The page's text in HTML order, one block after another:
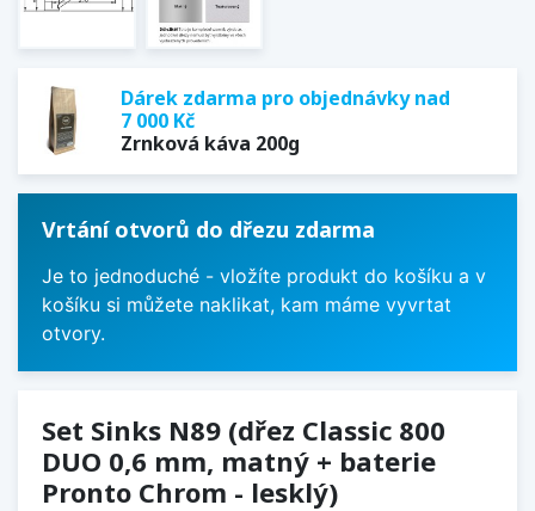
Dárek zdarma pro objednávky nad
7 000 Kč
Zrnková káva 200g
Vrtání otvorů do dřezu zdarma
Je to jednoduché - vložíte produkt do košíku a v
košíku si můžete naklikat, kam máme vyvrtat
otvory.
Set Sinks N89 (dřez Classic 800
DUO 0,6 mm, matný + baterie
Pronto Chrom - lesklý)